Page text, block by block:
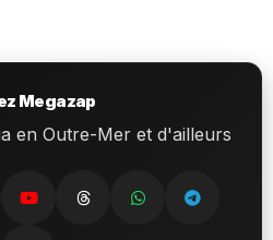
Megazap
en Outre-Mer et d'ailleurs